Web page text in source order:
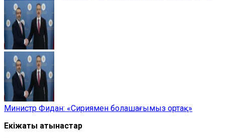
Министр Фидан: «Сириямен болашағымыз ортақ»
Екіжақты қатынастар